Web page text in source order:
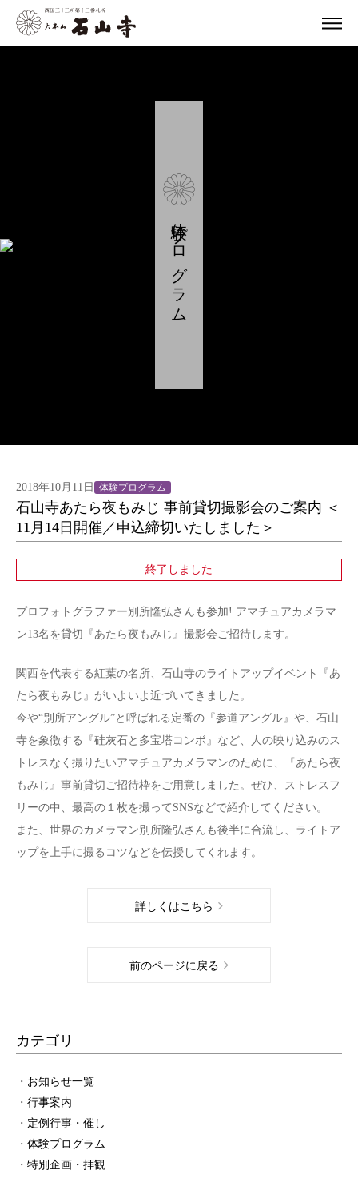
体験プログラム
2018年10月11日 体験プログラム
石山寺あたら夜もみじ 事前貸切撮影会のご案内 ＜
11月14日開催／申込締切いたしました＞
終了しました
プロフォトグラファー別所隆弘さんも参加! アマチュアカメラマ
ン13名を貸切『あたら夜もみじ』撮影会ご招待します。
関西を代表する紅葉の名所、石山寺のライトアップイベント『あ
たら夜もみじ』がいよいよ近づいてきました。
今や“別所アングル”と呼ばれる定番の『参道アングル』や、石山
寺を象徴する『硅灰石と多宝塔コンボ』など、人の映り込みのス
トレスなく撮りたいアマチュアカメラマンのために、『あたら夜
もみじ』事前貸切ご招待枠をご用意しました。ぜひ、ストレスフ
リーの中、最高の１枚を撮ってSNSなどで紹介してください。
また、世界のカメラマン別所隆弘さんも後半に合流し、ライトア
ップを上手に撮るコツなどを伝授してくれます。
詳しくはこちら
前のページに戻る
カテゴリ
お知らせ一覧
行事案内
定例行事・催し
体験プログラム
特別企画・拝観